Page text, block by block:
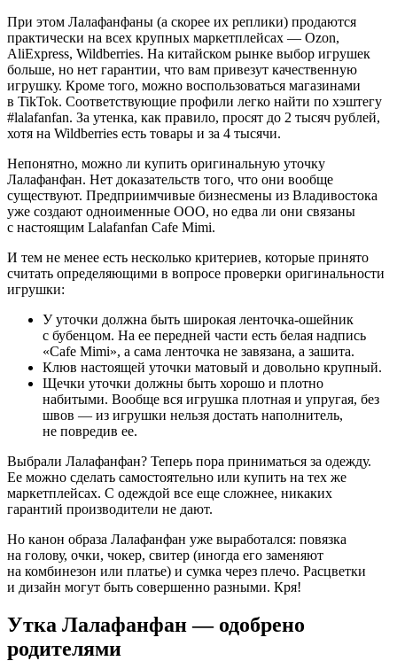
При этом Лалафанфаны (а скорее их реплики) продаются
практически на всех крупных маркетплейсах — Ozon,
AliExpress, Wildberries. На китайском рынке выбор игрушек
больше, но нет гарантии, что вам привезут качественную
игрушку. Кроме того, можно воспользоваться магазинами
в TikTok. Соответствующие профили легко найти по хэштегу
#lalafanfan. За утенка, как правило, просят до 2 тысяч рублей,
хотя на Wildberries есть товары и за 4 тысячи.
Непонятно, можно ли купить оригинальную уточку
Лалафанфан. Нет доказательств того, что они вообще
существуют. Предприимчивые бизнесмены из Владивостока
уже создают одноименные ООО, но едва ли они связаны
с настоящим Lalafanfan Cafe Mimi.
И тем не менее есть несколько критериев, которые принято
считать определяющими в вопросе проверки оригинальности
игрушки:
У уточки должна быть широкая ленточка-ошейник
с бубенцом. На ее передней части есть белая надпись
«Cafe Mimi», а сама ленточка не завязана, а зашита.
Клюв настоящей уточки матовый и довольно крупный.
Щечки уточки должны быть хорошо и плотно
набитыми. Вообще вся игрушка плотная и упругая, без
швов — из игрушки нельзя достать наполнитель,
не повредив ее.
Выбрали Лалафанфан? Теперь пора приниматься за одежду.
Ее можно сделать самостоятельно или купить на тех же
маркетплейсах. С одеждой все еще сложнее, никаких
гарантий производители не дают.
Но канон образа Лалафанфан уже выработался: повязка
на голову, очки, чокер, свитер (иногда его заменяют
на комбинезон или платье) и сумка через плечо. Расцветки
и дизайн могут быть совершенно разными. Кря!
Утка Лалафанфан — одобрено
родителями